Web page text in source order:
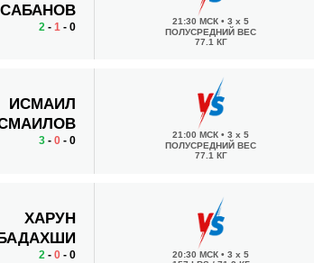
САБАНОВ
2 - 1 - 0 21:30 МСК• 3 x 5
ПОЛУСРЕДНИЙ ВЕС
77.1 КГ
ИСМАИЛ
3- 0- 0 21:00 МСК• 3 x 5
ПОЛУСРЕДНИЙ ВЕС
77.1 КГ
ХАРУН
2- 0- 0 20:30 МСК• 3 x 5